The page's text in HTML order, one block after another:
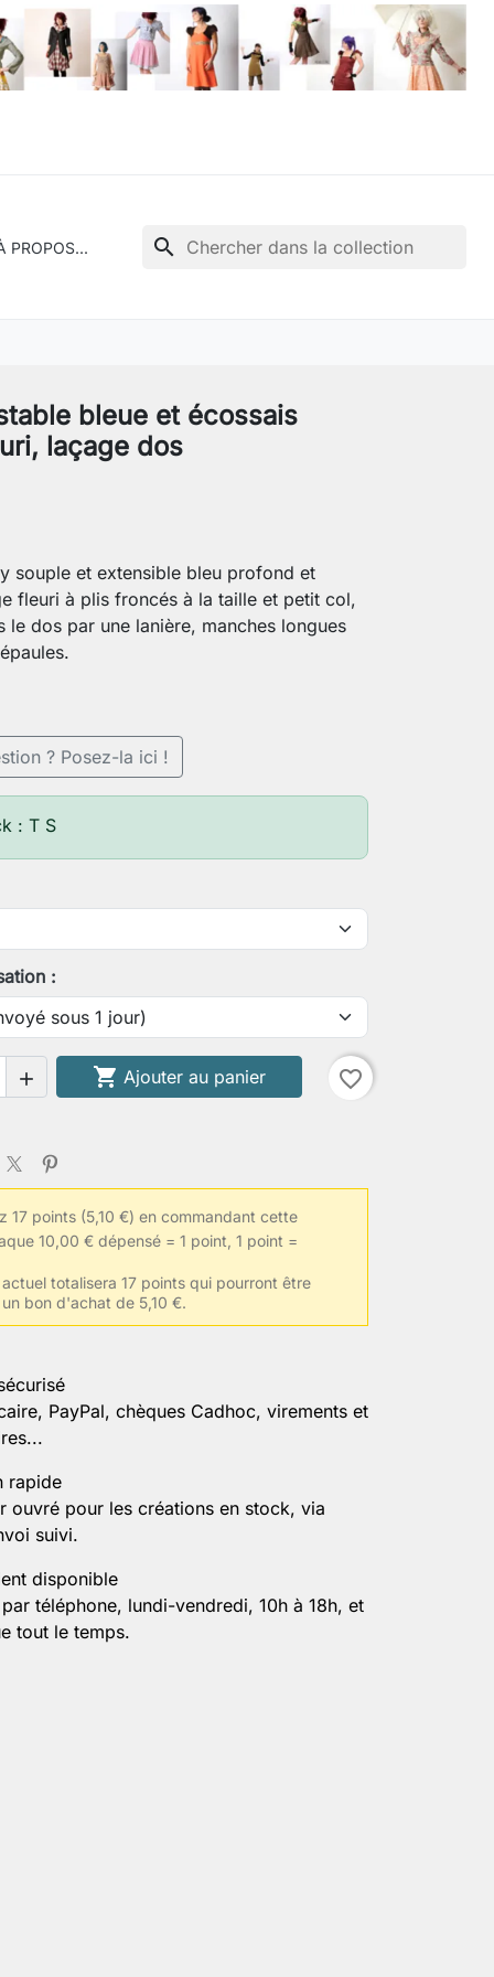
PROPOS... search
bleue et écossais
laçage dos
souple et extensible bleu profond et
fleuri à plis froncés à la taille et petit col,
le dos par une lanière, manches longues
? Posez-la ici !
: T S
:
  Ajouter au panier favorite_border
17 points (5,10 €) en commandant cette
10,00 € dépensé = 1 point, 1 point =
totalisera 17 points qui pourront être
bon d'achat de 5,10 €.
PayPal, chèques Cadhoc, virements et
rapide
ouvré pour les créations en stock, via
suivi.
disponible
téléphone, lundi-vendredi, 10h à 18h, et
tout le temps.